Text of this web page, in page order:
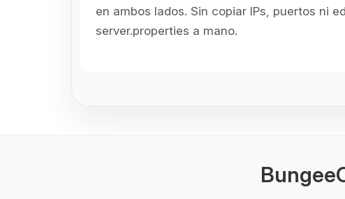
en ambos lados. Sin copiar IPs, puertos ni
server.properties a mano.